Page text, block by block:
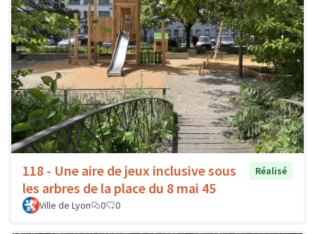
118 - Une aire de jeux inclusive sous
les arbres de la place du 8 mai 45
Réalisé
Ville de Lyon 0 0